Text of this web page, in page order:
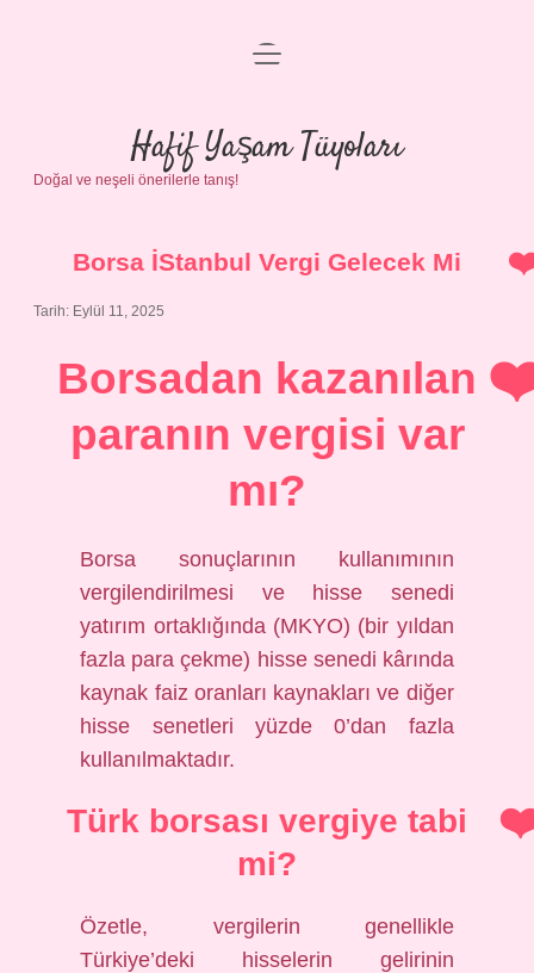
Anasayfa
Gizlilik Politikası
Yasal Uyarı
menüyü
Hafif Yaşam Tüyoları
Doğal ve neşeli önerilerle tanış!
Borsa İStanbul Vergi Gelecek Mi
Tarih: Eylül 11, 2025
Borsadan kazanılan
paranın vergisi var
mı?
Borsa sonuçlarının kullanımının
vergilendirilmesi ve hisse senedi
yatırım ortaklığında (MKYO) (bir yıldan
fazla para çekme) hisse senedi kârında
kaynak faiz oranları kaynakları ve diğer
hisse senetleri yüzde 0’dan fazla
kullanılmaktadır.
Türk borsası vergiye tabi
mi?
Özetle, vergilerin genellikle
Türkiye’deki hisselerin gelirinin